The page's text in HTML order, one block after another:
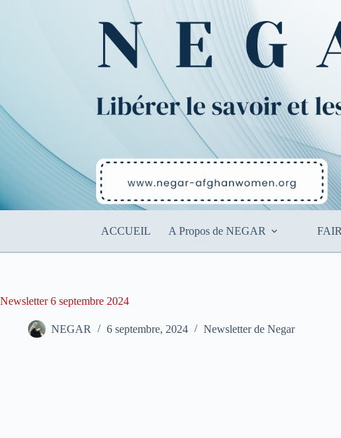
ACCUEIL A Propos de NEGAR
Newsletter 6 septembre 2024
NEGAR 6 septembre, 2024 Newsletter de Negar